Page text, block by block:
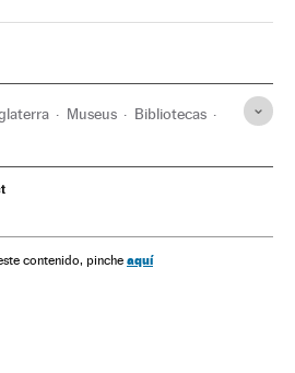
Twitter
en Instagram
Brasil en Facebook
Museus Bibliotecas
Ocidental
contenido, pinche aquí